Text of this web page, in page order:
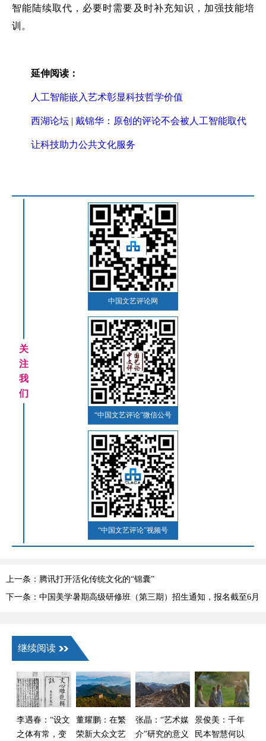
智能陆续取代，必要时需要及时补充知识，加强技能培
训。
延伸阅读：
人工智能嵌入艺术彰显科技哲学价值
西湖论坛 | 戴锦华：原创的评论不会被人工智能取代
让科技助力公共文化服务
关
注
我
们
中国文艺评论网
“中国文艺评论”微信公号
“中国文艺评论”视频号
上一条：腾讯打开活化传统文化的“锦囊”
下一条：中国美学暑期高级研修班（第三期）招生通知，报名截至6月
继续阅读
李遇春：“设文
之体有常，变
董耀鹏：在繁
荣新大众文艺
张晶：“艺术媒
介”研究的意义
景俊美：千年
民本智慧何以